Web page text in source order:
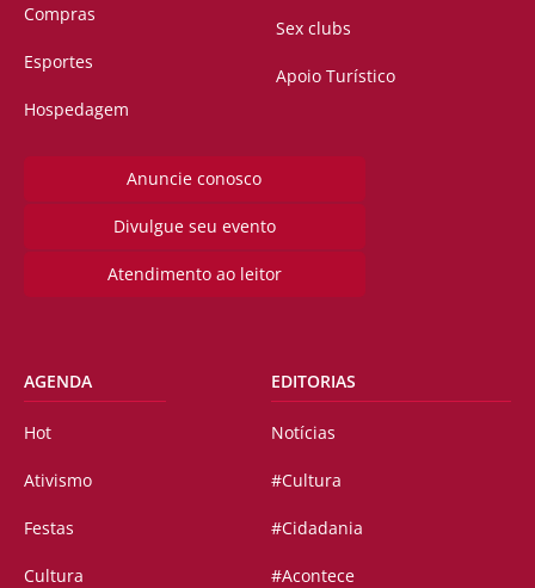
Compras
Esportes
Hospedagem
Sex clubs
Apoio Turístico
Anuncie conosco
Divulgue seu evento
Atendimento ao leitor
AGENDA
Hot
Ativismo
Festas
Cultura
EDITORIAS
Notícias
#Cultura
#Cidadania
#Acontece